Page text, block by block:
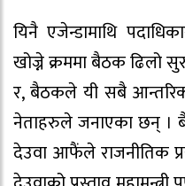
यिनै एजेन्डामाथि
खोज्ने क्रममा बैठक ढिलो
र, बैठकले यी सबै आन्तरिक
नेताहरुले जनाएका छन् ।
देउवा आफैंले राजनीतिक